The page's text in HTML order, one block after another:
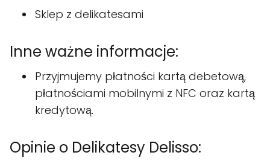
Sklep z delikatesami
Inne ważne informacje:
Przyjmujemy płatności kartą debetową,
płatnościami mobilnymi z NFC oraz kartą
kredytową.
Opinie o Delikatesy Delisso: